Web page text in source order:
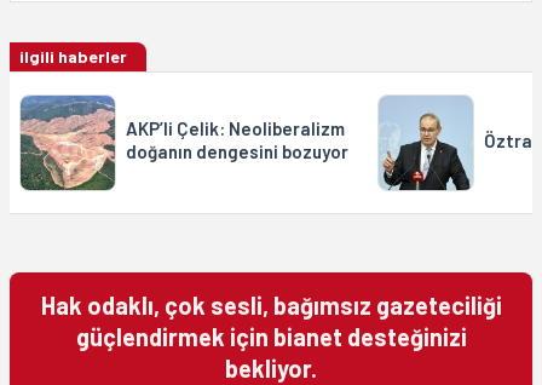
ilgili haberler
AKP’li Çelik: Neoliberalizm
doğanın dengesini bozuyor
Hak odaklı, çok sesli, bağımsız gazeteciliği
güçlendirmek için bianet desteğinizi
bekliyor.